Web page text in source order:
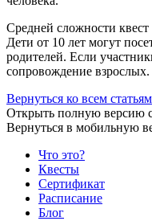
Средней сложности
Дети от 10 лет могут
родителей. Если
сопровождение взрослых.
Вернуться ко всем статьям
Открыть полную версию
Вернуться в мобильную
Что это?
Квесты
Сертификат
Расписание
Блог